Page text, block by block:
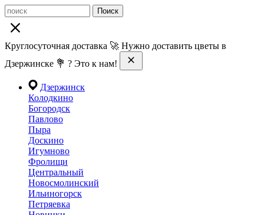
Поиск
Круглосуточная доставка 🚀 Нужно доставить цветы в
Дзержинске 💐 ? Это к нам!
Дзержинск
Колодкино
Богородск
Павлово
Пыра
Доскино
Игумново
Фролищи
Центральный
Новосмолинский
Ильиногорск
Петряевка